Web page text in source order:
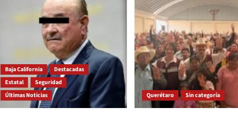
Baja California
Destacadas
Estatal
Seguridad
Últimas Noticias
Querétaro Sin categoría